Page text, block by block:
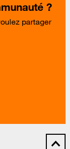
?
partager